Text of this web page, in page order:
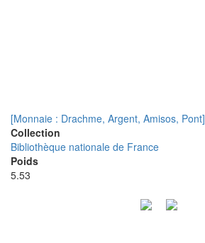
[Monnaie : Drachme, Argent, Amisos, Pont]
Collection
Bibliothèque nationale de France
Poids
5.53